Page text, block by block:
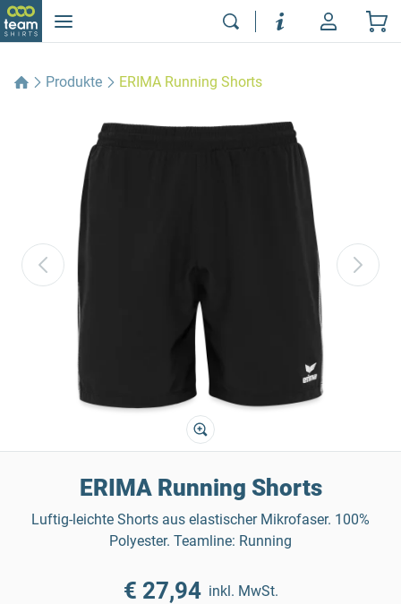
Produkte ERIMA Running Shorts
ERIMA Running Shorts
Luftig-leichte Shorts aus elastischer Mikrofaser. 100%
Polyester. Teamline: Running
€ 27,94 inkl. MwSt.